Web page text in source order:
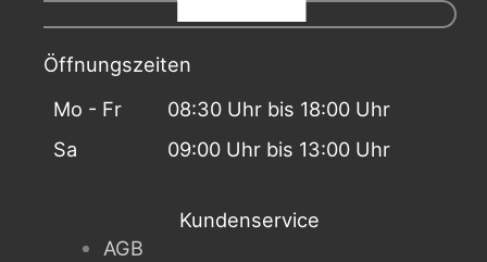
Öffnungszeiten
Mo - Fr
08:30 Uhr bis 18:00 Uhr
Sa
09:00 Uhr bis 13:00 Uhr
Kundenservice
AGB